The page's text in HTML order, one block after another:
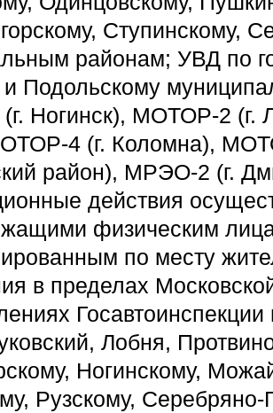
Ступинскому,
районам; УВД по
и Подольскому
Ногинск), МОТОР-2 (г.
4 (г. Коломна),
район), МРЭО-2 (г.
действия
физическим
по месту
в пределах
Госавтоинспекции
Лобня,
Ногинскому,
Рузскому, Серебряно-